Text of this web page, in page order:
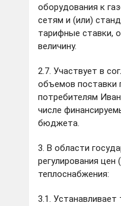
оборудования к
сетям и (или)
тарифные ставки,
величину.
2.7. Участвует в
объемов поставки
потребителям
числе
бюджета.
3. В области
регулирования
теплоснабжения:
3.1.